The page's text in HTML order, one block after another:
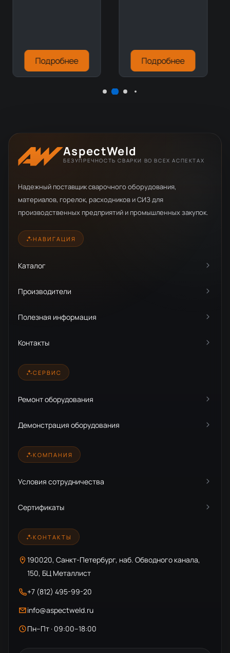
Подробнее Подробнее
AspectWeld
БЕЗУПРЕЧНОСТЬ СВАРКИ ВО ВСЕХ АСПЕКТАХ
Надежный поставщик сварочного оборудования,
материалов, горелок, расходников и СИЗ для
производственных предприятий и промышленных закупок.
НАВИГАЦИЯ
Каталог
Производители
Полезная информация
Контакты
СЕРВИС
Ремонт оборудования
Демонстрация оборудования
КОМПАНИЯ
Условия сотрудничества
Сертификаты
КОНТАКТЫ
190020, Санкт-Петербург, наб. Обводного канала,
150, БЦ Металлист
+7 (812) 495-99-20
info@aspectweld.ru
Пн–Пт · 09:00–18:00